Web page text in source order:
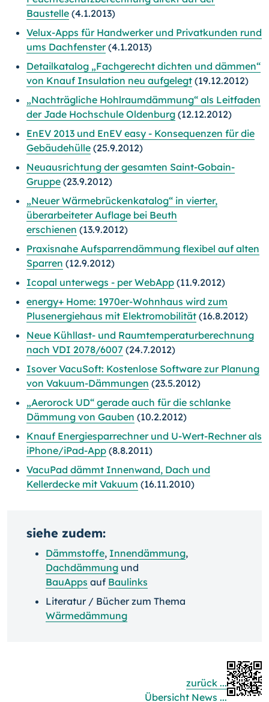
Baustelle (4.1.2013)
Velux-Apps für Handwerker und Privatkunden rund
ums Dachfenster(4.1.2013)
Detailkatalog „Fachgerecht dichten und dämmen“
von Knauf Insulation neu aufgelegt (19.12.2012)
„Nachträgliche Hohlraumdämmung“ als Leitfaden
der Jade Hochschule Oldenburg (12.12.2012)
EnEV 2013 und EnEV easy - Konsequenzen für die
Gebäudehülle (25.9.2012)
Neuausrichtung der gesamten Saint-Gobain-
Gruppe (23.9.2012)
„Neuer Wärmebrückenkatalog“ in vierter,
überarbeiteter Auflage bei Beuth
erschienen (13.9.2012)
Praxisnahe Aufsparrendämmung flexibel auf alten
Sparren (12.9.2012)
Icopal unterwegs - per WebApp (11.9.2012)
energy+ Home: 1970er-Wohnhaus wird zum
Plusenergiehaus mit Elektromobilität (16.8.2012)
Neue Kühllast- und Raumtemperaturberechnung
nach VDI 2078/6007 (24.7.2012)
Isover VacuSoft: Kostenlose Software zur Planung
von Vakuum-Dämmungen (23.5.2012)
„Aerorock UD“ gerade auch für die schlanke
Dämmung von Gauben (10.2.2012)
Knauf Energiesparrechner und U-Wert-Rechner als
iPhone/iPad-App (8.8.2011)
VacuPad dämmt Innenwand, Dach und
Kellerdecke mit Vakuum (16.11.2010)
siehe zudem:
Dämmstoffe, Innendämmung,
Dachdämmung und
BauApps auf Baulinks
Literatur / Bücher zum Thema
Wärmedämmung
zurück ...
Übersicht News ...